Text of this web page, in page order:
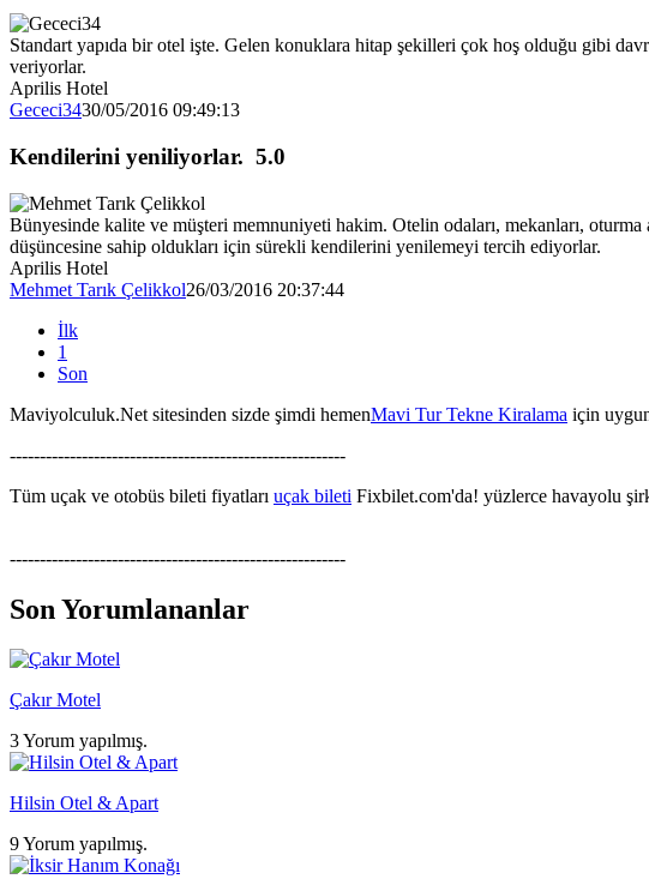
Standart yapıda bir otel işte. Gelen konuklara hitap şekilleri çok hoş olduğu gibi
veriyorlar.
Aprilis Hotel
Gececi3430/05/2016 09:49:13
Kendilerini yeniliyorlar. 5.0
Bünyesinde kalite ve müşteri memnuniyeti hakim. Otelin odaları, mekanları,
düşüncesine sahip oldukları için sürekli kendilerini yenilemeyi tercih ediyorlar.
Aprilis Hotel
Mehmet Tarık Çelikkol26/03/2016 20:37:44
İlk
1
Son
Maviyolculuk.Net sitesinden sizde şimdi hemenMavi Tur Tekne Kiralama için
--------------------------------------------------------
Tüm uçak ve otobüs bileti fiyatları uçak bileti Fixbilet.com'da! yüzlerce havayolu
--------------------------------------------------------
Son Yorumlananlar
Çakır Motel
3 Yorum yapılmış.
Hilsin Otel & Apart
9 Yorum yapılmış.